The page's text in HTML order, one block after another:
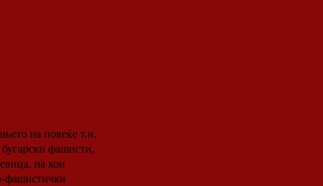
фашисти,
на кои
фашистички